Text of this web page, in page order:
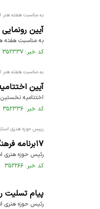
به مناسبت هفته هنر
آیین رونمایی
به مناسبت هفته
کد خبر: ۳۵۲۳۳۷ تاریخ انتشار : ۱۴۰۴/۰۱/۲۵
به مناسبت هفته هنر
آیین
اختتامیه
کد خبر: ۳۵۲۳۳۶ تاریخ انتشار : ۱۴۰۴/۰۱/۲۵
رییس حوزه هنری
۱۷برنامه فرهنگی و هنری در هفته هنر انقلاب اسلامی استان کهگیلویه و بویراحمد برگزار می‌شود
رئیس حوزه هنری استان کهگیلویه و
کد خبر: ۳۵۲۲۶۶ تاریخ انتشار : ۱۴۰۴/۰۱/۲۰
پیام تسلیت
رئیس حوزه هنری